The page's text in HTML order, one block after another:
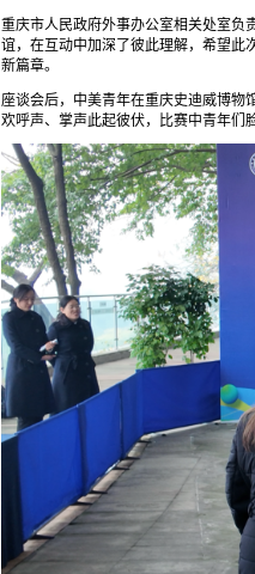
重庆市人民政府外事办公室相关处室负
谊，在互动中加深了彼此理解，希望此
新篇章。
座谈会后，中美青年在重庆史迪威博物
欢呼声、掌声此起彼伏，比赛中青年们